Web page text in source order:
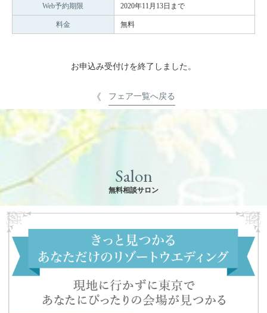
Web予約期限 2020年11月13日まで
料金 無料
お申込み受付けを終了しました。
フェア一覧へ戻る
Salon
無料相談サロン